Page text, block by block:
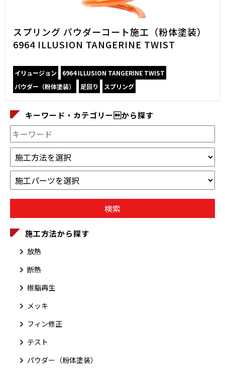
スプリング パウダーコート施工（粉体塗装）
6964 ILLUSION TANGERINE TWIST
イリュージョン
6964 ILLUSION TANGERINE TWIST
パウダー（粉体塗装）
足回り スプリング
キーワード・カテゴリーから探す
施工方法から探す
放熱
断熱
樹脂再生
メッキ
フィン修正
テスト
パウダー（粉体塗装）